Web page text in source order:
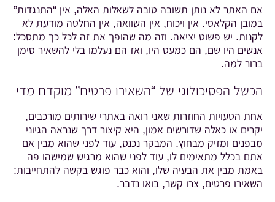
אם האתר לא נותן תשובה טובה לשאלות האלה, אין “התנגדות”
במובן הקלאסי. אין ויכוח, אין השוואה, אין החלטה מודעת לא
לקנות. יש פשוט יציאה. וזה מה שהופך את זה לכל כך מתסכל:
אנשים היו שם, הם כמעט היו, ואז הם נעלמו בלי להשאיר סימן
ברור למה.
הכשל הפסיכולוגי של “השאירו פרטים” מוקדם מדי
אחת הטעויות החוזרות שאני רואה באתרי שירותים מורכבים,
יקרים או כאלה שדורשים אמון, היא קיצור דרך שנראה הגיוני
מבפנים ומזיק מבחוץ. המבקר נכנס, עוד לפני שהוא מבין אם
אתם בכלל מתאימים לו, עוד לפני שהוא מרגיש שמישהו פה
באמת מבין את הבעיה שלו, והוא כבר פוגש בקשה להתחייבות:
השאירו פרטים, צרו קשר, בואו נדבר.